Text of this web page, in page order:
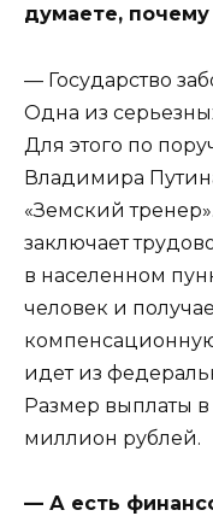
думаете,
— Государство
Одна из
Для этого по
Владимира
«Земский
заключает
в населенном
человек и
идет из
Размер выплаты в
миллион рублей.
— А есть